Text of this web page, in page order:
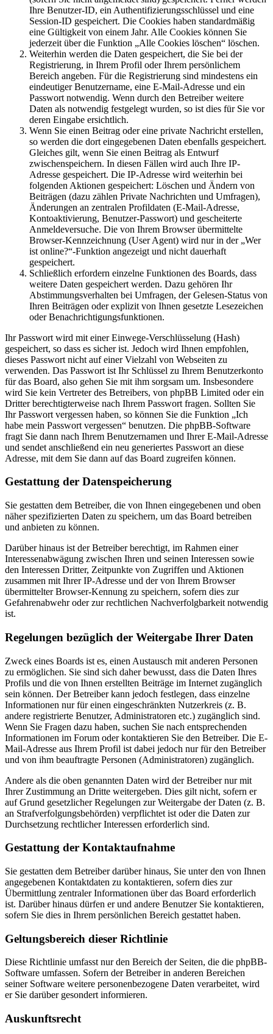
Ihre Benutzer-ID, ein Authentifizierungsschlüssel und eine
Session-ID gespeichert. Die Cookies haben standardmäßig
eine Gültigkeit von einem Jahr. Alle Cookies können Sie
jederzeit über die Funktion „Alle Cookies löschen“ löschen.
Weiterhin werden die Daten gespeichert, die Sie bei der
Registrierung, in Ihrem Profil oder Ihrem persönlichem
Bereich angeben. Für die Registrierung sind mindestens ein
eindeutiger Benutzername, eine E-Mail-Adresse und ein
Passwort notwendig. Wenn durch den Betreiber weitere
Daten als notwendig festgelegt wurden, so ist dies für Sie vor
deren Eingabe ersichtlich.
Wenn Sie einen Beitrag oder eine private Nachricht erstellen,
so werden die dort eingegebenen Daten ebenfalls gespeichert.
Gleiches gilt, wenn Sie einen Beitrag als Entwurf
zwischenspeichern. In diesen Fällen wird auch Ihre IP-
Adresse gespeichert. Die IP-Adresse wird weiterhin bei
folgenden Aktionen gespeichert: Löschen und Ändern von
Beiträgen (dazu zählen Private Nachrichten und Umfragen),
Änderungen an zentralen Profildaten (E-Mail-Adresse,
Kontoaktivierung, Benutzer-Passwort) und gescheiterte
Anmeldeversuche. Die von Ihrem Browser übermittelte
Browser-Kennzeichnung (User Agent) wird nur in der „Wer
ist online?“-Funktion angezeigt und nicht dauerhaft
gespeichert.
Schließlich erfordern einzelne Funktionen des Boards, dass
weitere Daten gespeichert werden. Dazu gehören Ihr
Abstimmungsverhalten bei Umfragen, der Gelesen-Status von
Ihren Beiträgen oder explizit von Ihnen gesetzte Lesezeichen
oder Benachrichtigungsfunktionen.
Ihr Passwort wird mit einer Einwege-Verschlüsselung (Hash)
gespeichert, so dass es sicher ist. Jedoch wird Ihnen empfohlen,
dieses Passwort nicht auf einer Vielzahl von Webseiten zu
verwenden. Das Passwort ist Ihr Schlüssel zu Ihrem Benutzerkonto
für das Board, also gehen Sie mit ihm sorgsam um. Insbesondere
wird Sie kein Vertreter des Betreibers, von phpBB Limited oder ein
Dritter berechtigterweise nach Ihrem Passwort fragen. Sollten Sie
Ihr Passwort vergessen haben, so können Sie die Funktion „Ich
habe mein Passwort vergessen“ benutzen. Die phpBB-Software
fragt Sie dann nach Ihrem Benutzernamen und Ihrer E-Mail-Adresse
und sendet anschließend ein neu generiertes Passwort an diese
Adresse, mit dem Sie dann auf das Board zugreifen können.
Gestattung der Datenspeicherung
Sie gestatten dem Betreiber, die von Ihnen eingegebenen und oben
näher spezifizierten Daten zu speichern, um das Board betreiben
und anbieten zu können.
Darüber hinaus ist der Betreiber berechtigt, im Rahmen einer
Interessenabwägung zwischen Ihren und seinen Interessen sowie
den Interessen Dritter, Zeitpunkte von Zugriffen und Aktionen
zusammen mit Ihrer IP-Adresse und der von Ihrem Browser
übermittelter Browser-Kennung zu speichern, sofern dies zur
Gefahrenabwehr oder zur rechtlichen Nachverfolgbarkeit notwendig
ist.
Regelungen bezüglich der Weitergabe Ihrer Daten
Zweck eines Boards ist es, einen Austausch mit anderen Personen
zu ermöglichen. Sie sind sich daher bewusst, dass die Daten Ihres
Profils und die von Ihnen erstellten Beiträge im Internet zugänglich
sein können. Der Betreiber kann jedoch festlegen, dass einzelne
Informationen nur für einen eingeschränkten Nutzerkreis (z. B.
andere registrierte Benutzer, Administratoren etc.) zugänglich sind.
Wenn Sie Fragen dazu haben, suchen Sie nach entsprechenden
Informationen im Forum oder kontaktieren Sie den Betreiber. Die E-
Mail-Adresse aus Ihrem Profil ist dabei jedoch nur für den Betreiber
und von ihm beauftragte Personen (Administratoren) zugänglich.
Andere als die oben genannten Daten wird der Betreiber nur mit
Ihrer Zustimmung an Dritte weitergeben. Dies gilt nicht, sofern er
auf Grund gesetzlicher Regelungen zur Weitergabe der Daten (z. B.
an Strafverfolgungsbehörden) verpflichtet ist oder die Daten zur
Durchsetzung rechtlicher Interessen erforderlich sind.
Gestattung der Kontaktaufnahme
Sie gestatten dem Betreiber darüber hinaus, Sie unter den von Ihnen
angegebenen Kontaktdaten zu kontaktieren, sofern dies zur
Übermittlung zentraler Informationen über das Board erforderlich
ist. Darüber hinaus dürfen er und andere Benutzer Sie kontaktieren,
sofern Sie dies in Ihrem persönlichen Bereich gestattet haben.
Geltungsbereich dieser Richtlinie
Diese Richtlinie umfasst nur den Bereich der Seiten, die die phpBB-
Software umfassen. Sofern der Betreiber in anderen Bereichen
seiner Software weitere personenbezogene Daten verarbeitet, wird
er Sie darüber gesondert informieren.
Auskunftsrecht